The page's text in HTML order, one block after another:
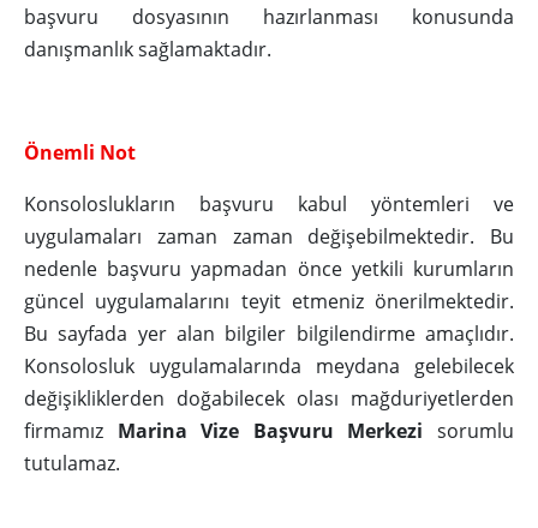
başvuru dosyasının hazırlanması konusunda
danışmanlık sağlamaktadır.
Önemli Not
Konsoloslukların başvuru kabul yöntemleri ve
uygulamaları zaman zaman değişebilmektedir. Bu
nedenle başvuru yapmadan önce yetkili kurumların
güncel uygulamalarını teyit etmeniz önerilmektedir.
Bu sayfada yer alan bilgiler bilgilendirme amaçlıdır.
Konsolosluk uygulamalarında meydana gelebilecek
değişikliklerden doğabilecek olası mağduriyetlerden
firmamız Marina Vize Başvuru Merkezisorumlu
tutulamaz.